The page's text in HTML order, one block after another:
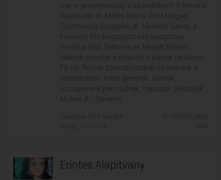
Van-e jarvanyveszely a strandokon? A temarol
nyilatkozik dr. Melles Marta, Pest Megyei
Tisztiorvosi Szolgalat, dr. Horvath Gabor, a
Fovarosi Furdoigazgatosag igazgatoja,
tovabba Kiss Gaborne es Megalli Katalin,
akiknek gyerekei a strando n kaptak fertozest.
FB-rol: Romai Strandfurdoben strandolok a
medenceben, foleg gyerekek, usznak,
uszogumival pancsolnak, napozok. (Készítők:
Molnar A. - Baranyi)
Csatorna: MTV híradók
Hossz: 00:03:58
ID: 05050_1994
1994
Erintes Alapitvany